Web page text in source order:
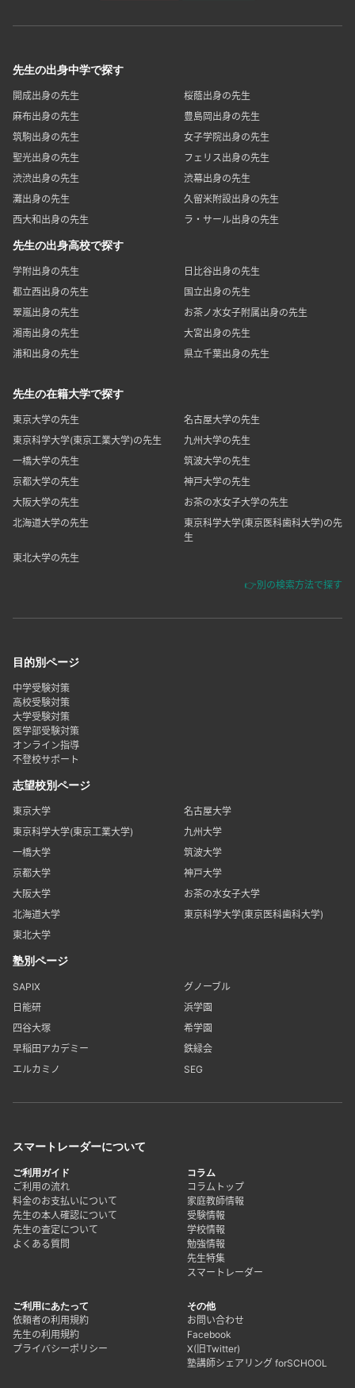
先生の出身中学で探す
開成出身の先生
桜蔭出身の先生
麻布出身の先生
豊島岡出身の先生
筑駒出身の先生
女子学院出身の先生
聖光出身の先生
フェリス出身の先生
渋渋出身の先生
渋幕出身の先生
灘出身の先生
久留米附設出身の先生
西大和出身の先生
ラ・サール出身の先生
先生の出身高校で探す
学附出身の先生
日比谷出身の先生
都立西出身の先生
国立出身の先生
翠嵐出身の先生
お茶ノ水女子附属出身の先生
湘南出身の先生
大宮出身の先生
浦和出身の先生
県立千葉出身の先生
先生の在籍大学で探す
東京大学の先生
名古屋大学の先生
東京科学大学(東京工業大学)の先生
九州大学の先生
一橋大学の先生
筑波大学の先生
京都大学の先生
神戸大学の先生
大阪大学の先生
お茶の水女子大学の先生
北海道大学の先生
東京科学大学(東京医科歯科大学)の先
生
東北大学の先生
👉別の検索方法で探す
目的別ページ
中学受験対策
高校受験対策
大学受験対策
医学部受験対策
オンライン指導
不登校サポート
志望校別ページ
東京大学
名古屋大学
東京科学大学(東京工業大学)
九州大学
一橋大学
筑波大学
京都大学
神戸大学
大阪大学
お茶の水女子大学
北海道大学
東京科学大学(東京医科歯科大学)
東北大学
塾別ページ
SAPIX
グノーブル
日能研
浜学園
四谷大塚
希学園
早稲田アカデミー
鉄緑会
エルカミノ
SEG
スマートレーダーについて
ご利用ガイド
ご利用の流れ
料金のお支払いについて
先生の本人確認について
先生の査定について
よくある質問
コラム
コラムトップ
家庭教師情報
受験情報
学校情報
勉強情報
先生特集
スマートレーダー
ご利用にあたって
依頼者の利用規約
先生の利用規約
プライバシーポリシー
その他
お問い合わせ
Facebook
X(旧Twitter)
塾講師シェアリング forSCHOOL